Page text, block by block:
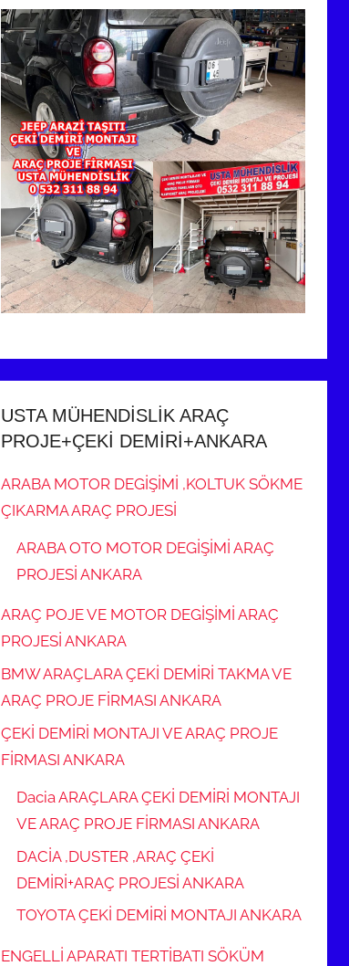
USTA MÜHENDİSLİK ARAÇ
PROJE+ÇEKİ DEMİRİ+ANKARA
ARABA MOTOR DEGİŞİMİ ,KOLTUK SÖKME
ÇIKARMA ARAÇ PROJESİ
ARABA OTO MOTOR DEGİŞİMİ ARAÇ
PROJESİ ANKARA
ARAÇ POJE VE MOTOR DEGİŞİMİ ARAÇ
PROJESİ ANKARA
BMW ARAÇLARA ÇEKİ DEMİRİ TAKMA VE
ARAÇ PROJE FİRMASI ANKARA
ÇEKİ DEMİRİ MONTAJI VE ARAÇ PROJE
FİRMASI ANKARA
Dacia ARAÇLARA ÇEKİ DEMİRİ MONTAJI
VE ARAÇ PROJE FİRMASI ANKARA
DACİA ,DUSTER ,ARAÇ ÇEKİ
DEMİRİ+ARAÇ PROJESİ ANKARA
TOYOTA ÇEKİ DEMİRİ MONTAJI ANKARA
ENGELLİ APARATI TERTİBATI SÖKÜM